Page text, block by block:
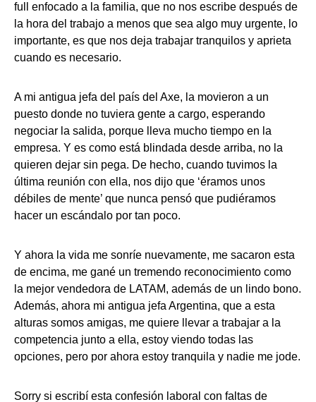
full enfocado a la familia, que no nos escribe después de
la hora del trabajo a menos que sea algo muy urgente, lo
importante, es que nos deja trabajar tranquilos y aprieta
cuando es necesario.
A mi antigua jefa del país del Axe, la movieron a un
puesto donde no tuviera gente a cargo, esperando
negociar la salida, porque lleva mucho tiempo en la
empresa. Y es como está blindada desde arriba, no la
quieren dejar sin pega. De hecho, cuando tuvimos la
última reunión con ella, nos dijo que ‘éramos unos
débiles de mente’ que nunca pensó que pudiéramos
hacer un escándalo por tan poco.
Y ahora la vida me sonríe nuevamente, me sacaron esta
de encima, me gané un tremendo reconocimiento como
la mejor vendedora de LATAM, además de un lindo bono.
Además, ahora mi antigua jefa Argentina, que a esta
alturas somos amigas, me quiere llevar a trabajar a la
competencia junto a ella, estoy viendo todas las
opciones, pero por ahora estoy tranquila y nadie me jode.
Sorry si escribí esta confesión laboral con faltas de